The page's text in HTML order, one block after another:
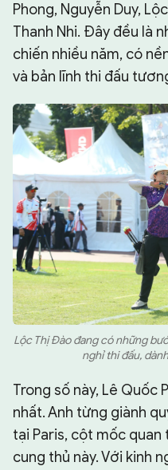
Phong, Nguyễn Duy,
Thanh Nhi. Đây đều là
chiến nhiều năm, có
và bản lĩnh thi đấu
Lộc Thị Đào đang có những
nghỉ thi đấu,
Trong số này, Lê Quốc
nhất. Anh từng giành
tại Paris, cột mốc
cung thủ này. Với kinh